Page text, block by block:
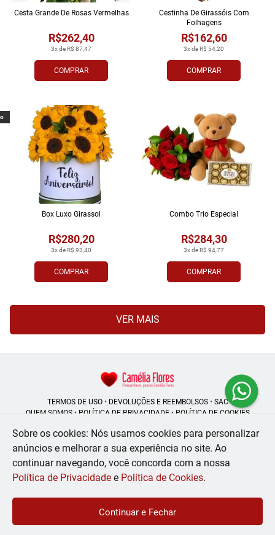
COMPRAR
3x de R$ 87,47
R$262,40
Cesta Grande De Rosas Vermelhas
COMPRAR
3x de R$ 54,20
R$162,60
Cestinha De Girassóis Com
Folhagens
COMPRAR
3x de R$ 93,40
R$280,20
Box Luxo Girassol
COMPRAR
3x de R$ 94,77
R$284,30
Combo Trio Especial
VER MAIS
TERMOS DE USO• DEVOLUÇÕES E REEMBOLSOS• SAC
QUEM SOMOS• POLÍTICA DE PRIVACIDADE• POLÍTICA DE COOKIES
Camélia Flores | CNPJ: 08.250.956/0001-53
Rua do Rosário - 164, Centro - Rio de Janeiro - RJ - 20041-002
© 2024-2026 - Todos os direitos reservados - Desenvolvido por
Sobre os cookies: Nós usamos cookies para personalizar
anúncios e melhorar a sua experiência no site. Ao
continuar navegando, você concorda com a nossa
Política de Privacidade e Política de Cookies.
Continuar e Fechar